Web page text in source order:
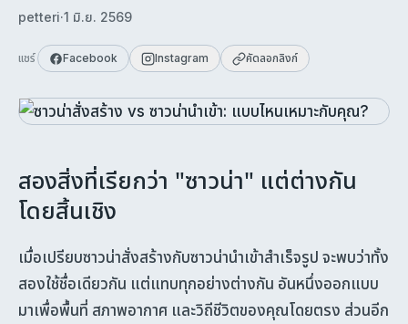
petteri·1 มิ.ย. 2569
แชร์ Facebook Instagram คัดลอกลิงก์
สองสิ่งที่เรียกว่า "ซาวน่า" แต่ต่างกัน
โดยสิ้นเชิง
เมื่อเปรียบซาวน่าสั่งสร้างกับซาวน่านำเข้าสำเร็จรูป จะพบว่าทั้ง
สองใช้ชื่อเดียวกัน แต่แทบทุกอย่างต่างกัน อันหนึ่งออกแบบ
มาเพื่อพื้นที่ สภาพอากาศ และวิถีชีวิตของคุณโดยตรง ส่วนอีก